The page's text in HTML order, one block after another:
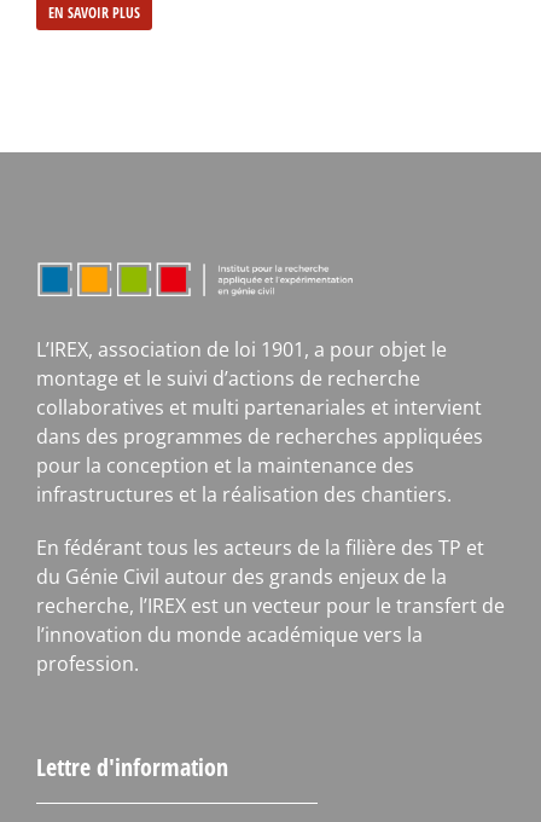
EN SAVOIR PLUS
L’IREX, association de loi 1901, a pour objet le
montage et le suivi d’actions de recherche
collaboratives et multi partenariales et intervient
dans des programmes de recherches appliquées
pour la conception et la maintenance des
infrastructures et la réalisation des chantiers.
En fédérant tous les acteurs de la filière des TP et
du Génie Civil autour des grands enjeux de la
recherche, l’IREX est un vecteur pour le transfert de
l’innovation du monde académique vers la
profession.
Lettre d'information